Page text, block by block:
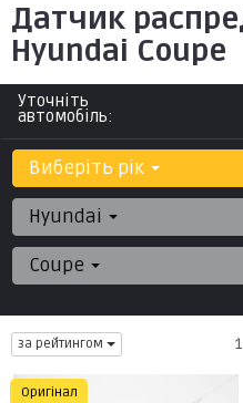
Датчик
Hyundai Coupe
Уточніть
автомобіль:
Виберіть рік
Hyundai
Coupe
за рейтингом
Оригінал